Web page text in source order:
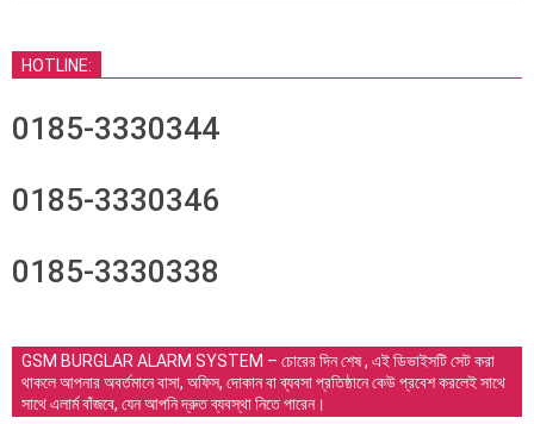
HOTLINE:
0185-3330344
0185-3330346
0185-3330338
GSM BURGLAR ALARM SYSTEM – চোরের দিন শেষ , এই ডিভাইসটি সেট করা
থাকলে আপনার অবর্তমানে বাসা, অফিস, দোকান বা ব্যবসা প্রতিষ্ঠানে কেউ প্রবেশ করলেই সাথে
সাথে এলার্ম বাঁজবে, যেন আপনি দ্রুত ব্যবস্থা নিতে পারেন।